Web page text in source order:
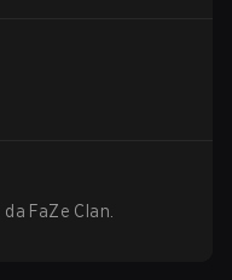
da FaZe Clan